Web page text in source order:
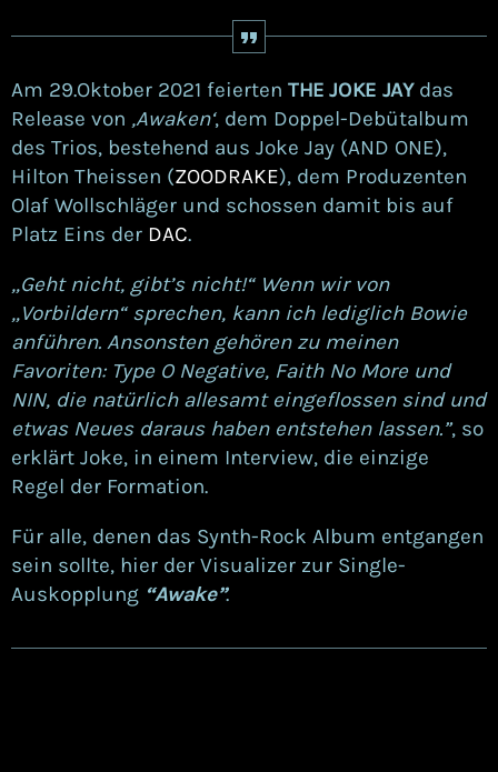
Am 29.Oktober 2021 feierten THE JOKE JAY das
Release von ‚Awaken‘, dem Doppel-Debütalbum
des Trios, bestehend aus Joke Jay (AND ONE),
Hilton Theissen (ZOODRAKE), dem Produzenten
Olaf Wollschläger und schossen damit bis auf
Platz Eins der DAC.
„Geht nicht, gibt’s nicht!“ Wenn wir von
„Vorbildern“ sprechen, kann ich lediglich Bowie
anführen. Ansonsten gehören zu meinen
Favoriten: Type O Negative, Faith No More und
NIN, die natürlich allesamt eingeflossen sind und
etwas Neues daraus haben entstehen lassen.”, so
erklärt Joke, in einem Interview, die einzige
Regel der Formation.
Für alle, denen das Synth-Rock Album entgangen
sein sollte, hier der Visualizer zur Single-
Auskopplung “Awake”.